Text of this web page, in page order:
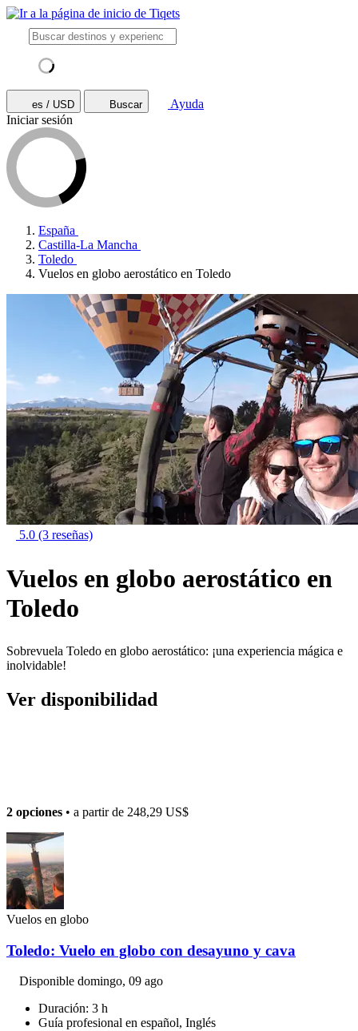
es / USD Buscar
Ayuda
Iniciar sesión
España
Castilla-La Mancha
Toledo
Vuelos en globo aerostático en Toledo
5.0 (3 reseñas)
Vuelos en globo aerostático en
Toledo
Sobrevuela Toledo en globo aerostático: ¡una experiencia mágica e
inolvidable!
Ver disponibilidad
2 opciones • a partir de 248,29 US$
Vuelos en globo
Toledo: Vuelo en globo con desayuno y cava
Disponible domingo, 09 ago
Duración: 3 h
Guía profesional en español, Inglés